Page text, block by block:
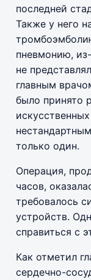
последней
Также у него
пневмонию,
не
главным
было принято
только один.
Операция,
часов,
требовалось
устройств.
справиться с
Как отметил
сердечно-